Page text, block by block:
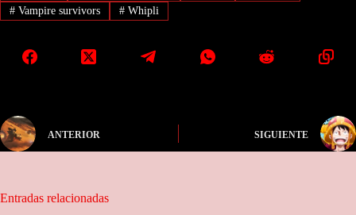
#Vampire survivors #Whipli
ANTERIOR SIGUIENTE
Entradas relacionadas